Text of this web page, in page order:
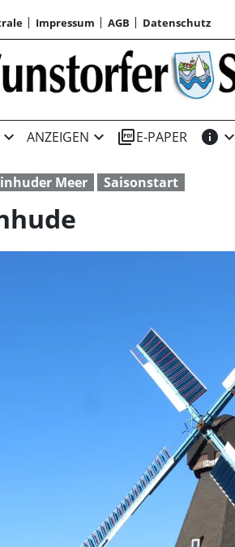
Impressum AGB Datenschutz
expand_more ANZEIGEN expand_more picture_as_pdfE-PAPER info expand_more
Meer Saisonstart